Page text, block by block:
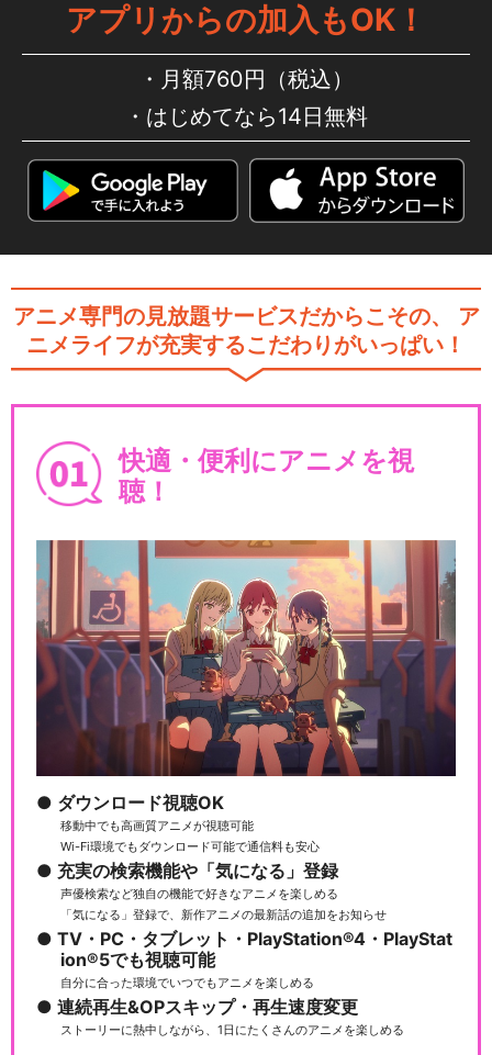
アプリからの加入もOK！
月額760円（税込）
はじめてなら14日無料
アニメ専門の見放題サービスだからこその、
ア
ニメライフが充実するこだわりがいっぱい！
快適・便利にアニメを視
聴！
ダウンロード視聴OK
移動中でも高画質アニメが視聴可能
Wi-Fi環境でもダウンロード可能で通信料も安心
充実の検索機能や「気になる」登録
声優検索など独自の機能で好きなアニメを楽しめる
「気になる」登録で、新作アニメの最新話の追加をお知らせ
TV・PC・タブレット・PlayStation®4・PlayStat
ion®5でも視聴可能
自分に合った環境でいつでもアニメを楽しめる
連続再生&OPスキップ・再生速度変更
ストーリーに熱中しながら、1日にたくさんのアニメを楽しめる